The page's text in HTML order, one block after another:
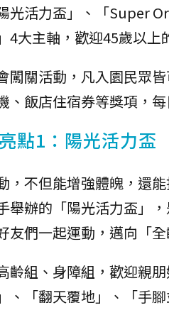
光活力盃」、「Super
4大主軸，歡迎45歲以
闖關活動，凡入園民眾
、飯店住宿券等獎項，
點1：陽光活力盃
，不但能增強體魄，還
舉辦的「陽光活力盃」
友們一起運動，邁向「
齡組、身障組，歡迎親
、「翻天覆地」、「手